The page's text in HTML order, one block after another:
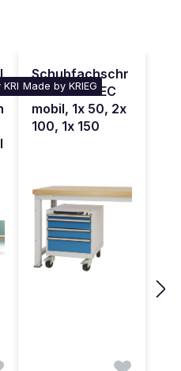
Made by KRIEG
Schubfachschr
ank BASETEC
mobil, 1x 50, 2x
100, 1x 150